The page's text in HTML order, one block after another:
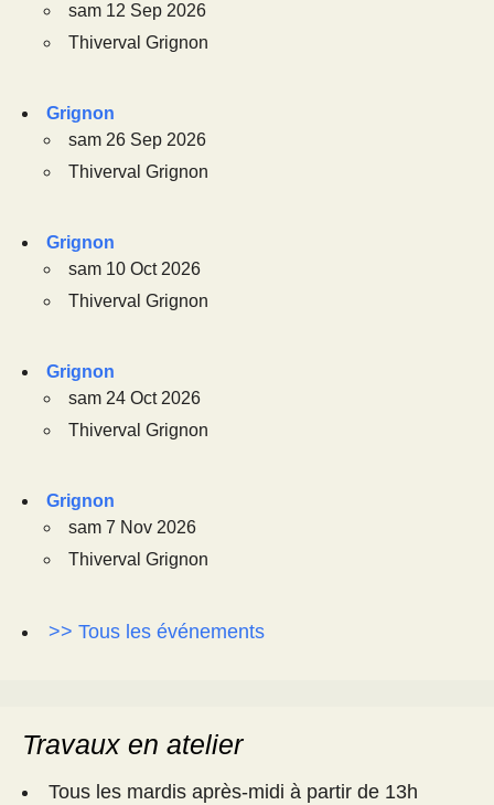
sam 12 Sep 2026
Thiverval Grignon
Grignon
sam 26 Sep 2026
Thiverval Grignon
Grignon
sam 10 Oct 2026
Thiverval Grignon
Grignon
sam 24 Oct 2026
Thiverval Grignon
Grignon
sam 7 Nov 2026
Thiverval Grignon
>> Tous les événements
Travaux en atelier
Tous les mardis après-midi à partir de 13h